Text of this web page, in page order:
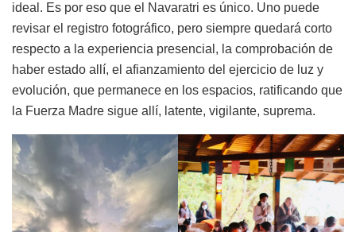
ideal. Es por eso que el Navaratri es único. Uno puede
revisar el registro fotográfico, pero siempre quedará corto
respecto a la experiencia presencial, la comprobación de
haber estado allí, el afianzamiento del ejercicio de luz y
evolución, que permanece en los espacios, ratificando que
la Fuerza Madre sigue allí, latente, vigilante, suprema.